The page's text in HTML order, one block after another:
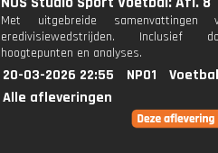
Met uitgebreide samenvattingen
eredivisiewedstrijden. Inclusief
hoogtepunten en analyses.
20-03-2026 22:55 NPO1
Alle afleveringen